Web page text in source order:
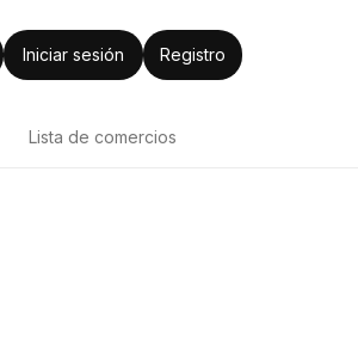
Iniciar sesión Registro
Lista de comercios